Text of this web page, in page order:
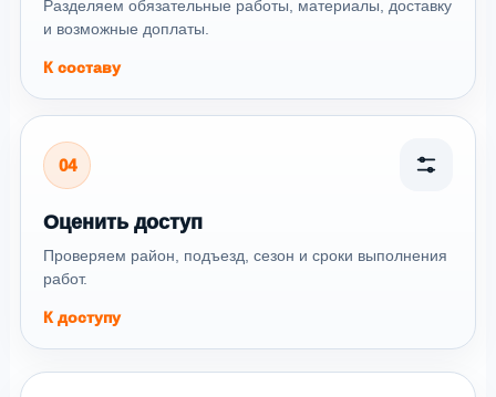
Разделяем обязательные работы, материалы, доставку
и возможные доплаты.
К составу
04
Оценить доступ
Проверяем район, подъезд, сезон и сроки выполнения
работ.
К доступу